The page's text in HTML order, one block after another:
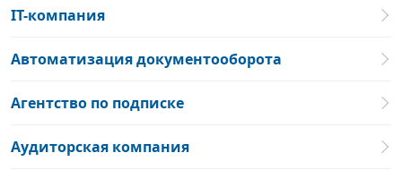
IT-компания
Автоматизация документооборота
Агентство по подписке
Аудиторская компания